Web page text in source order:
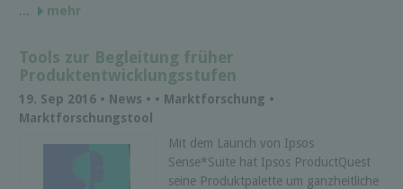
...
mehr
Tools zur Begleitung früher
Produktentwicklungsstufen
19. Sep 2016 • News • • Marktforschung •
Marktforschungstool
Mit dem Launch von Ipsos
Sense*Suite hat Ipsos ProductQuest
seine Produktpalette um ganzheitliche